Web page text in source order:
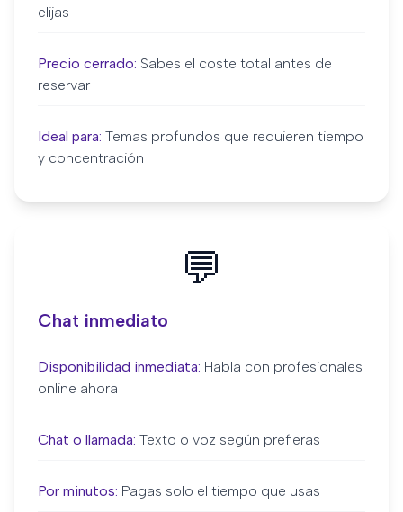
elijas
Precio cerrado: Sabes el coste total antes de
reservar
Ideal para: Temas profundos que requieren tiempo
y concentración
💬
Chat inmediato
Disponibilidad inmediata: Habla con profesionales
online ahora
Chat o llamada: Texto o voz según prefieras
Por minutos: Pagas solo el tiempo que usas